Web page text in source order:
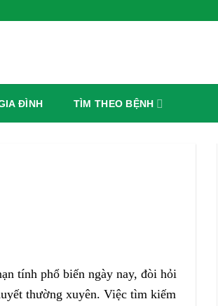
ĐÌNH TÌM THEO BỆNH
tính phổ biến ngày nay, đòi hỏi
thường xuyên. Việc tìm kiếm